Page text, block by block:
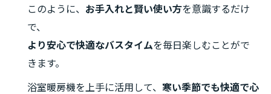
このように、 お手入れと賢い使い方を意識するだけ
で、
より安心で快適なバスタイムを毎日楽しむことがで
きます。
浴室暖房機を上手に活用して、 寒い季節でも快適で心